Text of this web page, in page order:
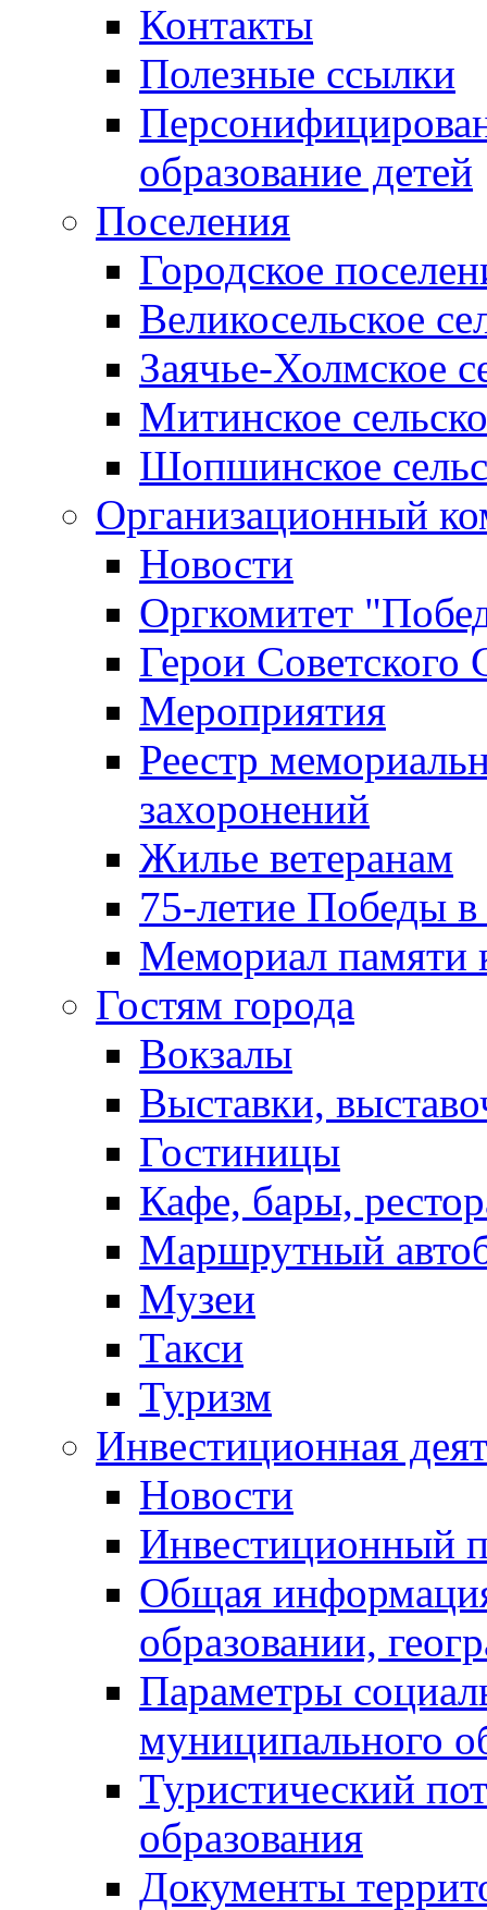
Контакты
Полезные ссылки
образование детей
Поселения
Городское
Великосельское
Заячье-Холмское
Митинское
Шопшинское
Организационный
Новости
Оргкомитет
Герои Советского
Мероприятия
Реестр
захоронений
Жилье ветеранам
75-летие Победы
Мемориал памяти
Гостям города
Вокзалы
Выставки,
Гостиницы
Кафе, бары,
Маршрутный
Музеи
Такси
Туризм
Инвестиционная
Новости
Инвестиционный
Общая
образовании,
Параметры
муниципального
Туристический
образования
Документы